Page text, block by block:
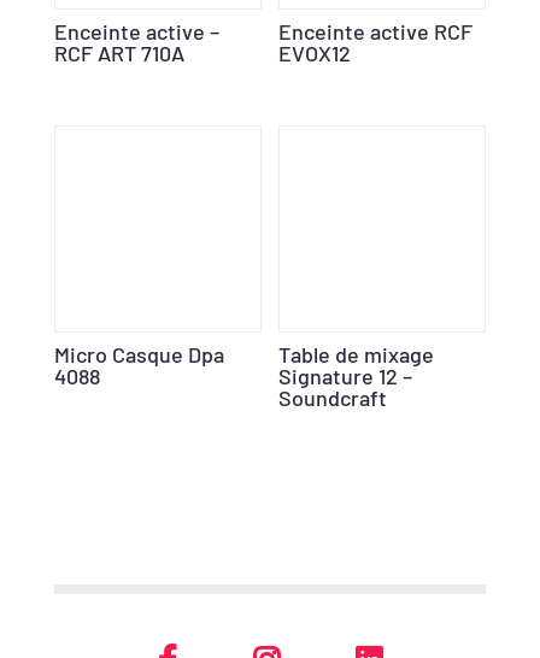
Enceinte active –
RCF ART 710A
Enceinte active RCF
EVOX12
Micro Casque Dpa
4088
Table de mixage
Signature 12 –
Soundcraft